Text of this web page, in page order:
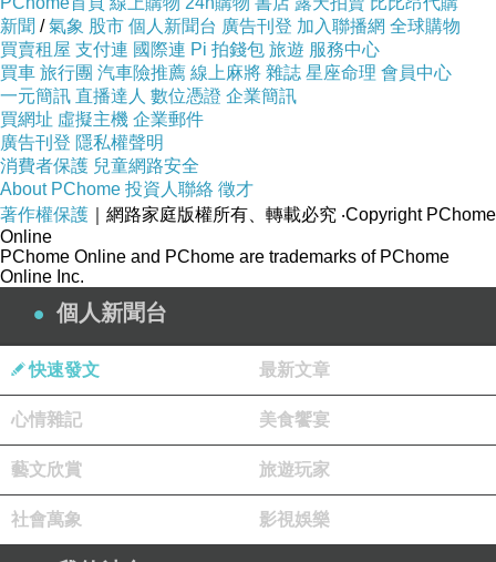
新聞 /氣象 股市 個人新聞台 廣告刊登 加入聯播網 全球購物
買賣租屋 支付連 國際連 Pi 拍錢包 旅遊 服務中心
買車 旅行團 汽車險推薦 線上麻將 雜誌 星座命理 會員中心
一元簡訊 直播達人 數位憑證 企業簡訊
買網址 虛擬主機 企業郵件
廣告刊登 隱私權聲明
消費者保護 兒童網路安全
About PChome 投資人聯絡 徵才
著作權保護 ｜網路家庭版權所有、轉載必究 ‧Copyright PChome
Online
PChome Online and PChome are trademarks of PChome
Online Inc.
個人新聞台
快速發文 最新文章
心情雜記 美食饗宴
藝文欣賞 旅遊玩家
社會萬象 影視娛樂